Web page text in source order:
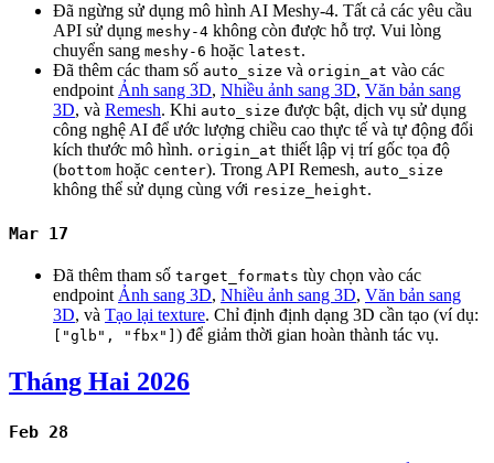
Đã ngừng sử dụng mô hình AI Meshy-4. Tất cả các yêu cầu
API sử dụng meshy-4 không còn được hỗ trợ. Vui lòng
chuyển sang meshy-6 hoặc latest.
Đã thêm các tham số auto_size và origin_at vào các
endpoint Ảnh sang 3D, Nhiều ảnh sang 3D, Văn bản sang
3D, và Remesh. Khi auto_size được bật, dịch vụ sử dụng
công nghệ AI để ước lượng chiều cao thực tế và tự động đổi
kích thước mô hình. origin_at thiết lập vị trí gốc tọa độ
(bottom hoặc center). Trong API Remesh, auto_size
không thể sử dụng cùng với resize_height.
Mar 17
Đã thêm tham số target_formats tùy chọn vào các
endpoint Ảnh sang 3D, Nhiều ảnh sang 3D, Văn bản sang
3D, và Tạo lại texture. Chỉ định định dạng 3D cần tạo (ví dụ:
["glb", "fbx"] ) để giảm thời gian hoàn thành tác vụ.
Tháng Hai 2026
Feb 28